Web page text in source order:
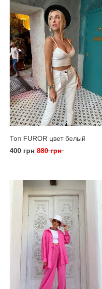
Топ FUROR цвет белый
400 грн 880 грн